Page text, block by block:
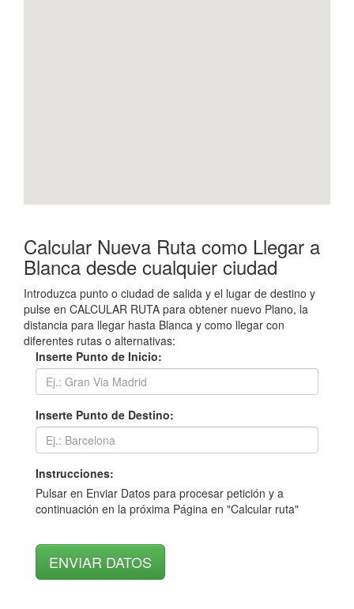
Calcular Nueva Ruta como Llegar a
Blanca desde cualquier ciudad
Introduzca punto o ciudad de salida y el lugar de destino y
pulse en CALCULAR RUTA para obtener nuevo Plano, la
distancia para llegar hasta Blanca y como llegar con
diferentes rutas o alternativas:
Inserte Punto de Inicio:
Inserte Punto de Destino:
Instrucciones:
Pulsar en Enviar Datos para procesar petición y a
continuación en la próxima Página en "Calcular ruta"